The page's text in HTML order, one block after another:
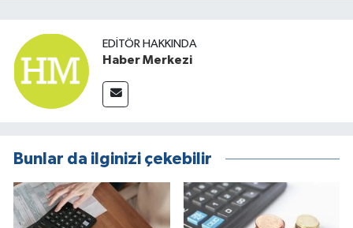
EDITÖR HAKKINDA
Haber Merkezi
Bunlar da ilginizi çekebilir